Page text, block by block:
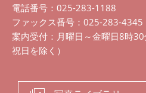
電話番号：025-283-1188
ファックス番号：025-283-4345
案内受付：月曜日～金曜日8時
祝日を除く）